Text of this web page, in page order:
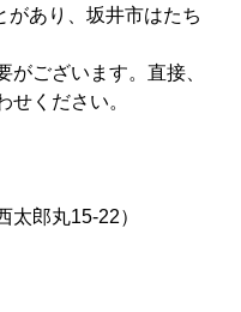
があり、坂井市はたち
ございます。直接、
せください。
太郎丸15-22）